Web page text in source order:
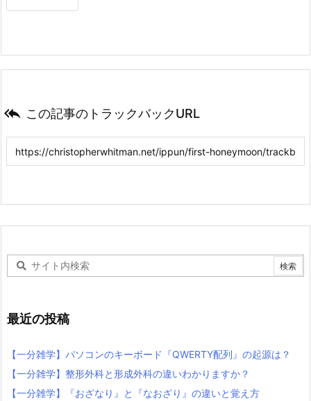
 この記事のトラックバックURL
最近の投稿
【一分雑学】パソコンのキーボード『QWERTY配列』の起源は？
【一分雑学】整形外科と形成外科の違いわかりますか？
【一分雑学】『おざなり』と『なおざり』の違いと覚え方